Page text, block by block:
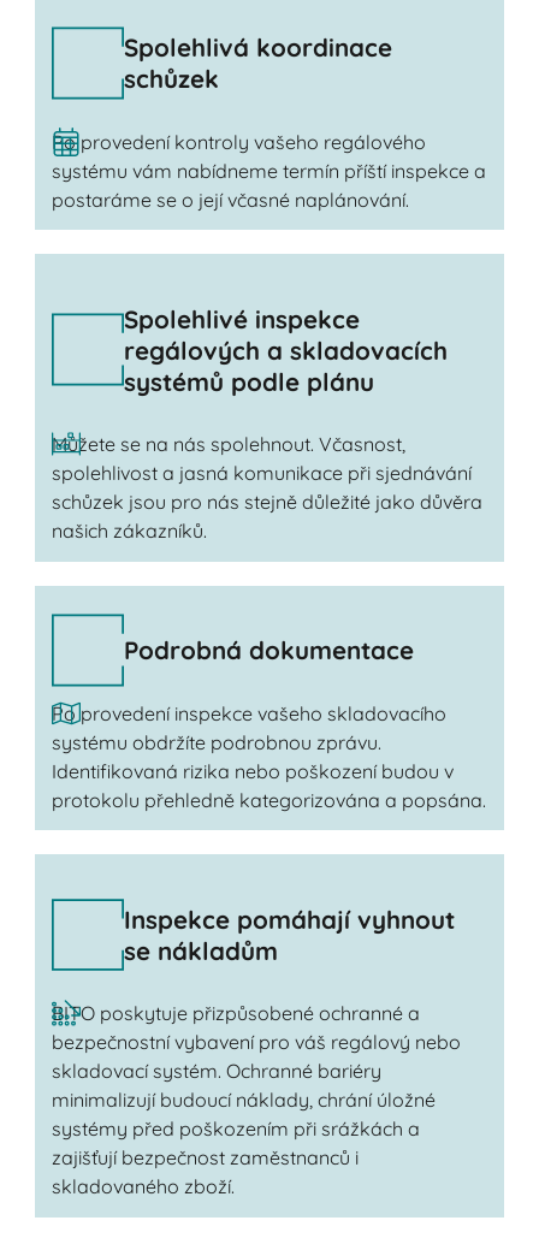
Spolehlivá koordinace
schůzek
Po provedení kontroly vašeho regálového
systému vám nabídneme termín příští inspekce a
postaráme se o její včasné naplánování.
Spolehlivé inspekce
regálových a skladovacích
systémů podle plánu
Můžete se na nás spolehnout. Včasnost,
spolehlivost a jasná komunikace při sjednávání
schůzek jsou pro nás stejně důležité jako důvěra
našich zákazníků.
Podrobná dokumentace
Po provedení inspekce vašeho skladovacího
systému obdržíte podrobnou zprávu.
Identifikovaná rizika nebo poškození budou v
protokolu přehledně kategorizována a popsána.
Inspekce pomáhají vyhnout
se nákladům
BITO poskytuje přizpůsobené ochranné a
bezpečnostní vybavení pro váš regálový nebo
skladovací systém. Ochranné bariéry
minimalizují budoucí náklady, chrání úložné
systémy před poškozením při srážkách a
zajišťují bezpečnost zaměstnanců i
skladovaného zboží.